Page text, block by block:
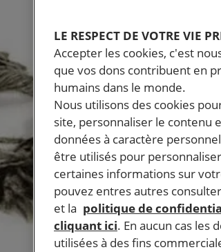
LE RESPECT DE VOTRE VIE
Accepter les cookies, c'est
que vos dons contribuent en
humains dans le monde.
Nous utilisons des cookies
site, personnaliser le contenu
données à caractère
être utilisés pour
certaines informations sur
pouvez entres autres
et la politique de
cliquant ici. En aucun cas les
utilisées à des fins